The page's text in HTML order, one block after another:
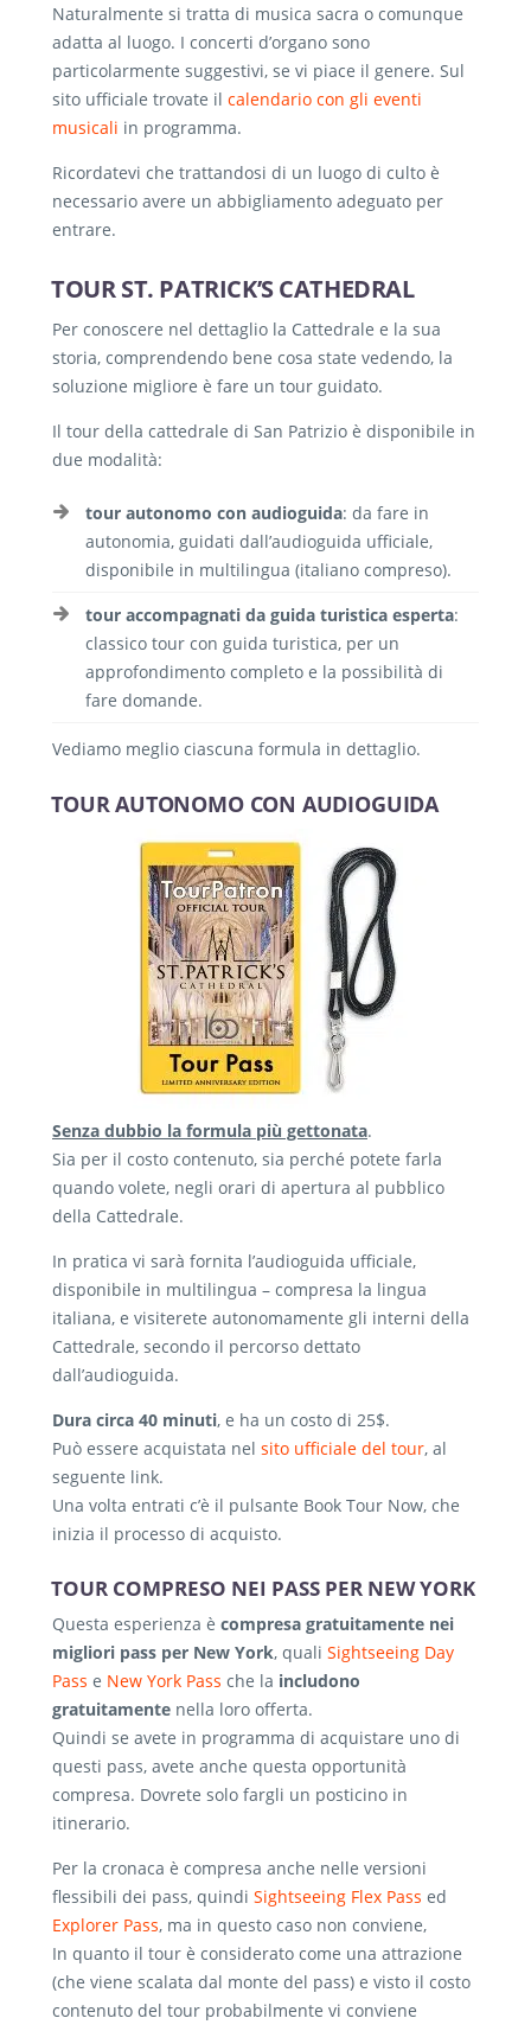
Naturalmente si tratta di musica sacra o comunque
adatta al luogo. I concerti d’organo sono
particolarmente suggestivi, se vi piace il genere. Sul
sito ufficiale trovate il calendario con gli eventi
musicali in programma.
Ricordatevi che trattandosi di un luogo di culto è
necessario avere un abbigliamento adeguato per
entrare.
TOUR ST. PATRICK’S CATHEDRAL
Per conoscere nel dettaglio la Cattedrale e la sua
storia, comprendendo bene cosa state vedendo, la
soluzione migliore è fare un tour guidato.
Il tour della cattedrale di San Patrizio è disponibile in
due modalità:
tour autonomo con audioguida: da fare in
autonomia, guidati dall’audioguida ufficiale,
disponibile in multilingua (italiano compreso).
tour accompagnati da guida turistica esperta:
classico tour con guida turistica, per un
approfondimento completo e la possibilità di
fare domande.
Vediamo meglio ciascuna formula in dettaglio.
TOUR AUTONOMO CON AUDIOGUIDA
Senza dubbio la formula più gettonata.
Sia per il costo contenuto, sia perché potete farla
quando volete, negli orari di apertura al pubblico
della Cattedrale.
In pratica vi sarà fornita l’audioguida ufficiale,
disponibile in multilingua – compresa la lingua
italiana, e visiterete autonomamente gli interni della
Cattedrale, secondo il percorso dettato
dall’audioguida.
Dura circa 40 minuti, e ha un costo di 25$.
Può essere acquistata nel sito ufficiale del tour, al
seguente link.
Una volta entrati c’è il pulsante Book Tour Now, che
inizia il processo di acquisto.
TOUR COMPRESO NEI PASS PER NEW YORK
Questa esperienza è compresa gratuitamente nei
migliori pass per New York, quali Sightseeing Day
Pass e New York Pass che la includono
gratuitamente nella loro offerta.
Quindi se avete in programma di acquistare uno di
questi pass, avete anche questa opportunità
compresa. Dovrete solo fargli un posticino in
itinerario.
Per la cronaca è compresa anche nelle versioni
flessibili dei pass, quindi Sightseeing Flex Pass ed
Explorer Pass, ma in questo caso non conviene,
In quanto il tour è considerato come una attrazione
(che viene scalata dal monte del pass) e visto il costo
contenuto del tour probabilmente vi conviene